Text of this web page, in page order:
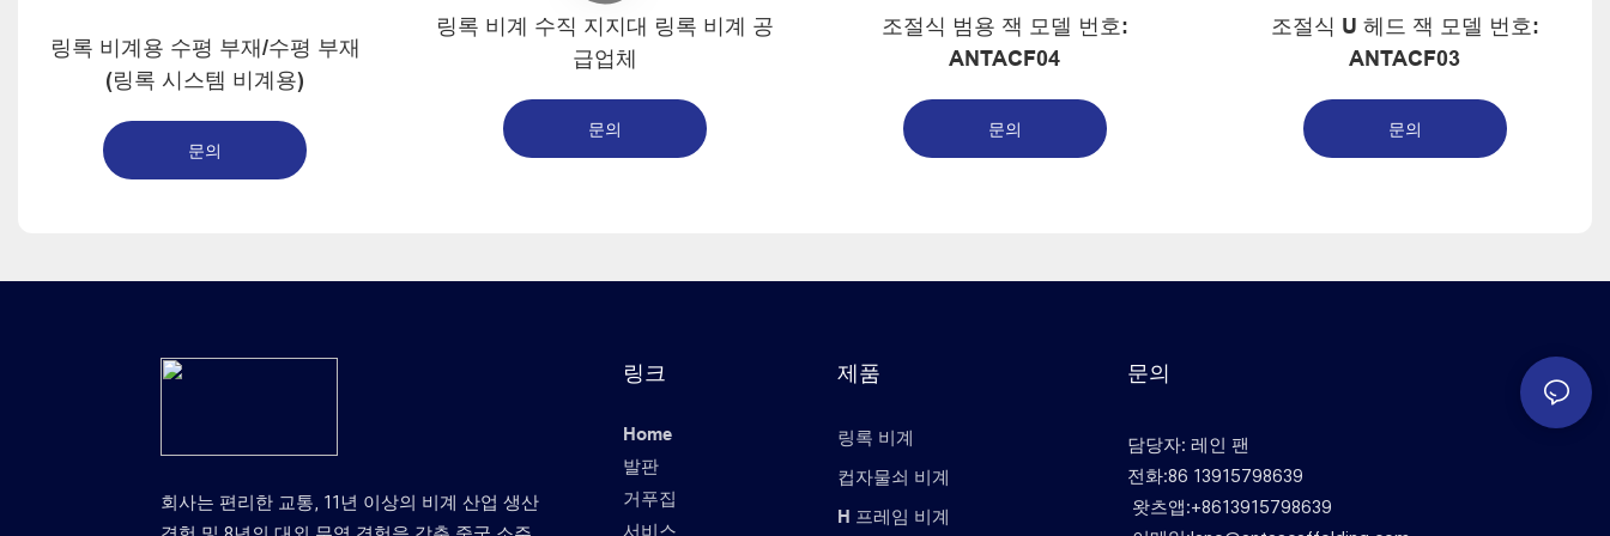
링록 비계용 수평 부재/수평 부재
(링록 시스템 비계용)
문의
링록 비계 수직 지지대 링록 비계 공
급업체
문의
조절식 범용 잭 모델 번호:
ANTACF04
문의
조절식 U 헤드 잭 모델 번호:
ANTACF03
문의
회사는 편리한 교통, 11년 이상의 비계 산업 생산
링크
Home
발판
거푸집
서비스
제품
링록 비계
컵자물쇠 비계
H 프레임 비계
문의
담당자: 레인 팬
전화:86 13915798639
왓츠앱:+8613915798639